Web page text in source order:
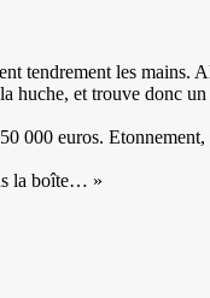
tendrement les mains.
huche, et trouve donc
000 euros. Etonnement,
la boîte… »